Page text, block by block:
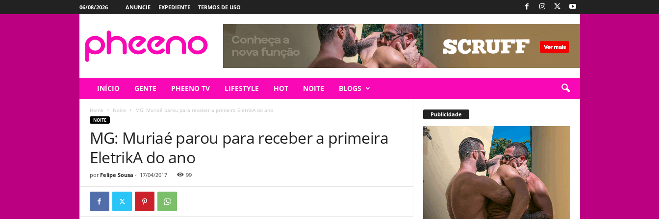
06/08/2026 ANUNCIE EXPEDIENTE TERMOS DE USO
INÍCIO GENTE PHEENO TV LIFESTYLE HOT NOITE BLOGS
Home Noite MG: Muriaé parou para receber a primeira EletrikA do ano
NOITE
MG: Muriaé parou para receber a primeira
EletrikA do ano
por Felipe Sousa - 17/04/2017 99
Publicidade